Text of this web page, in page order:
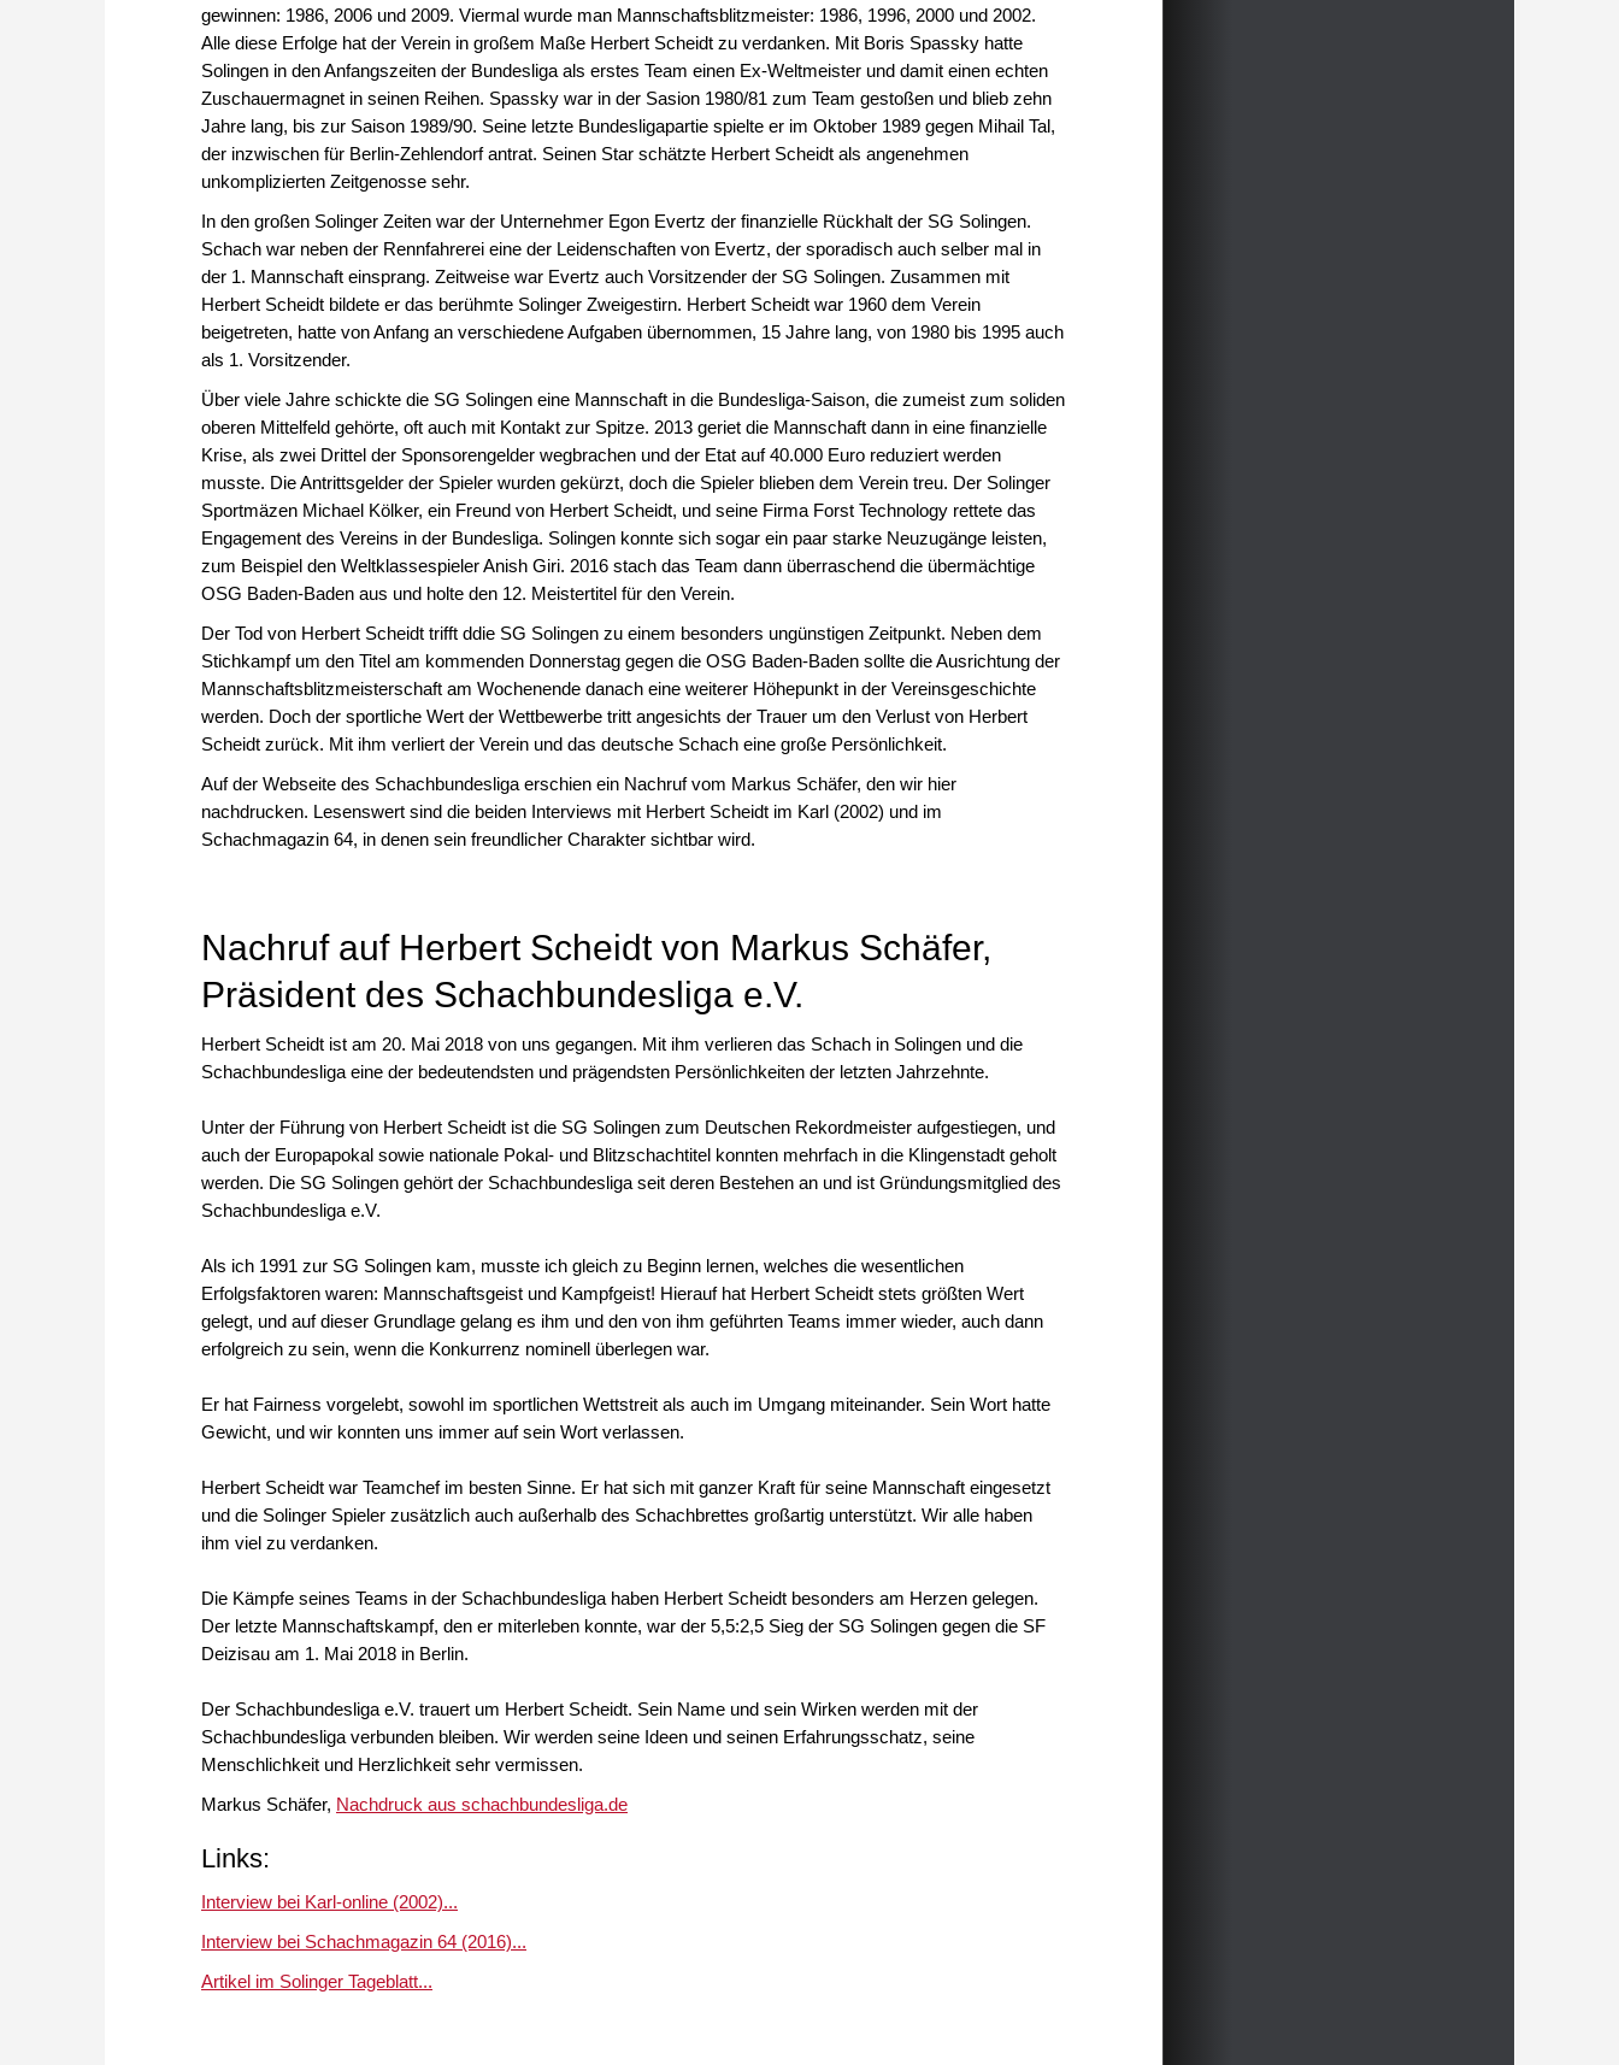
gewinnen: 1986, 2006 und 2009. Viermal wurde man Mannschaftsblitzmeister: 1986, 1996, 2000 und 2002.
Alle diese Erfolge hat der Verein in großem Maße Herbert Scheidt zu verdanken. Mit Boris Spassky hatte
Solingen in den Anfangszeiten der Bundesliga als erstes Team einen Ex-Weltmeister und damit einen echten
Zuschauermagnet in seinen Reihen. Spassky war in der Sasion 1980/81 zum Team gestoßen und blieb zehn
Jahre lang, bis zur Saison 1989/90. Seine letzte Bundesligapartie spielte er im Oktober 1989 gegen Mihail Tal,
der inzwischen für Berlin-Zehlendorf antrat. Seinen Star schätzte Herbert Scheidt als angenehmen
unkomplizierten Zeitgenosse sehr.
In den großen Solinger Zeiten war der Unternehmer Egon Evertz der finanzielle Rückhalt der SG Solingen.
Schach war neben der Rennfahrerei eine der Leidenschaften von Evertz, der sporadisch auch selber mal in
der 1. Mannschaft einsprang. Zeitweise war Evertz auch Vorsitzender der SG Solingen. Zusammen mit
Herbert Scheidt bildete er das berühmte Solinger Zweigestirn. Herbert Scheidt war 1960 dem Verein
beigetreten, hatte von Anfang an verschiedene Aufgaben übernommen, 15 Jahre lang, von 1980 bis 1995 auch
als 1. Vorsitzender.
Über viele Jahre schickte die SG Solingen eine Mannschaft in die Bundesliga-Saison, die zumeist zum soliden
oberen Mittelfeld gehörte, oft auch mit Kontakt zur Spitze. 2013 geriet die Mannschaft dann in eine finanzielle
Krise, als zwei Drittel der Sponsorengelder wegbrachen und der Etat auf 40.000 Euro reduziert werden
musste. Die Antrittsgelder der Spieler wurden gekürzt, doch die Spieler blieben dem Verein treu. Der Solinger
Sportmäzen Michael Kölker, ein Freund von Herbert Scheidt, und seine Firma Forst Technology rettete das
Engagement des Vereins in der Bundesliga. Solingen konnte sich sogar ein paar starke Neuzugänge leisten,
zum Beispiel den Weltklassespieler Anish Giri. 2016 stach das Team dann überraschend die übermächtige
OSG Baden-Baden aus und holte den 12. Meistertitel für den Verein.
Der Tod von Herbert Scheidt trifft ddie SG Solingen zu einem besonders ungünstigen Zeitpunkt. Neben dem
Stichkampf um den Titel am kommenden Donnerstag gegen die OSG Baden-Baden sollte die Ausrichtung der
Mannschaftsblitzmeisterschaft am Wochenende danach eine weiterer Höhepunkt in der Vereinsgeschichte
werden. Doch der sportliche Wert der Wettbewerbe tritt angesichts der Trauer um den Verlust von Herbert
Scheidt zurück. Mit ihm verliert der Verein und das deutsche Schach eine große Persönlichkeit.
Auf der Webseite des Schachbundesliga erschien ein Nachruf vom Markus Schäfer, den wir hier
nachdrucken. Lesenswert sind die beiden Interviews mit Herbert Scheidt im Karl (2002) und im
Schachmagazin 64, in denen sein freundlicher Charakter sichtbar wird.
Nachruf auf Herbert Scheidt von Markus Schäfer,
Präsident des Schachbundesliga e.V.
Herbert Scheidt ist am 20. Mai 2018 von uns gegangen. Mit ihm verlieren das Schach in Solingen und die
Schachbundesliga eine der bedeutendsten und prägendsten Persönlichkeiten der letzten Jahrzehnte.
Unter der Führung von Herbert Scheidt ist die SG Solingen zum Deutschen Rekordmeister aufgestiegen, und
auch der Europapokal sowie nationale Pokal- und Blitzschachtitel konnten mehrfach in die Klingenstadt geholt
werden. Die SG Solingen gehört der Schachbundesliga seit deren Bestehen an und ist Gründungsmitglied des
Schachbundesliga e.V.
Als ich 1991 zur SG Solingen kam, musste ich gleich zu Beginn lernen, welches die wesentlichen
Erfolgsfaktoren waren: Mannschaftsgeist und Kampfgeist! Hierauf hat Herbert Scheidt stets größten Wert
gelegt, und auf dieser Grundlage gelang es ihm und den von ihm geführten Teams immer wieder, auch dann
erfolgreich zu sein, wenn die Konkurrenz nominell überlegen war.
Er hat Fairness vorgelebt, sowohl im sportlichen Wettstreit als auch im Umgang miteinander. Sein Wort hatte
Gewicht, und wir konnten uns immer auf sein Wort verlassen.
Herbert Scheidt war Teamchef im besten Sinne. Er hat sich mit ganzer Kraft für seine Mannschaft eingesetzt
und die Solinger Spieler zusätzlich auch außerhalb des Schachbrettes großartig unterstützt. Wir alle haben
ihm viel zu verdanken.
Die Kämpfe seines Teams in der Schachbundesliga haben Herbert Scheidt besonders am Herzen gelegen.
Der letzte Mannschaftskampf, den er miterleben konnte, war der 5,5:2,5 Sieg der SG Solingen gegen die SF
Deizisau am 1. Mai 2018 in Berlin.
Der Schachbundesliga e.V. trauert um Herbert Scheidt. Sein Name und sein Wirken werden mit der
Schachbundesliga verbunden bleiben. Wir werden seine Ideen und seinen Erfahrungsschatz, seine
Menschlichkeit und Herzlichkeit sehr vermissen.
Markus Schäfer, Nachdruck aus schachbundesliga.de
Links:
Interview bei Karl-online (2002)...
Interview bei Schachmagazin 64 (2016)...
Artikel im Solinger Tageblatt...